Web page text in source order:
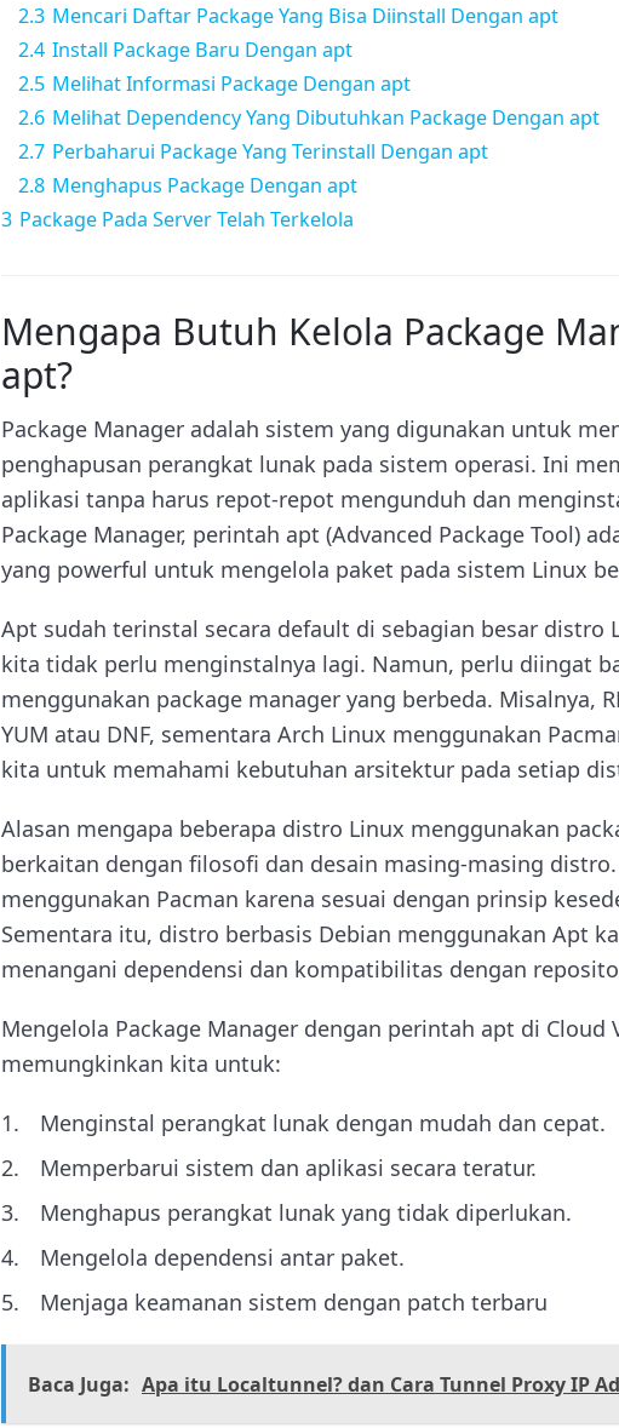
2.3 Mencari Daftar Package Yang Bisa Diinstall Dengan apt
2.4 Install Package Baru Dengan apt
2.5 Melihat Informasi Package Dengan apt
2.6 Melihat Dependency Yang Dibutuhkan Package Dengan apt
2.7 Perbaharui Package Yang Terinstall Dengan apt
2.8 Menghapus Package Dengan apt
3 Package Pada Server Telah Terkelola
Mengapa Butuh Kelola Package
apt?
Package Manager adalah sistem yang digunakan untuk
penghapusan perangkat lunak pada sistem operasi. Ini
aplikasi tanpa harus repot-repot mengunduh dan
Package Manager, perintah apt (Advanced Package Tool)
yang powerful untuk mengelola paket pada sistem Linux
Apt sudah terinstal secara default di sebagian besar distro
kita tidak perlu menginstalnya lagi. Namun, perlu diingat
menggunakan package manager yang berbeda. Misalnya,
YUM atau DNF, sementara Arch Linux menggunakan
kita untuk memahami kebutuhan arsitektur pada setiap
Alasan mengapa beberapa distro Linux menggunakan
berkaitan dengan filosofi dan desain masing-masing
menggunakan Pacman karena sesuai dengan prinsip
Sementara itu, distro berbasis Debian menggunakan Apt
menangani dependensi dan kompatibilitas dengan
Mengelola Package Manager dengan perintah apt di Cloud
memungkinkan kita untuk:
Menginstal perangkat lunak dengan mudah dan cepat.
Memperbarui sistem dan aplikasi secara teratur.
Menghapus perangkat lunak yang tidak diperlukan.
Mengelola dependensi antar paket.
Menjaga keamanan sistem dengan patch terbaru
Baca Juga: Apa itu Localtunnel? dan Cara Tunnel Proxy IP